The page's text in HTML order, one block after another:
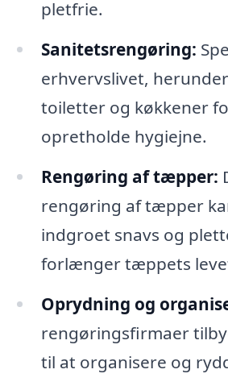
pletfrie.
Sanitetsrengøring:
erhvervslivet,
toiletter og køkkener
opretholde hygiejne.
Rengøring af tæpper:
rengøring af tæpper
indgroet snavs og
forlænger tæppets
Oprydning og
rengøringsfirmaer
til at organisere og